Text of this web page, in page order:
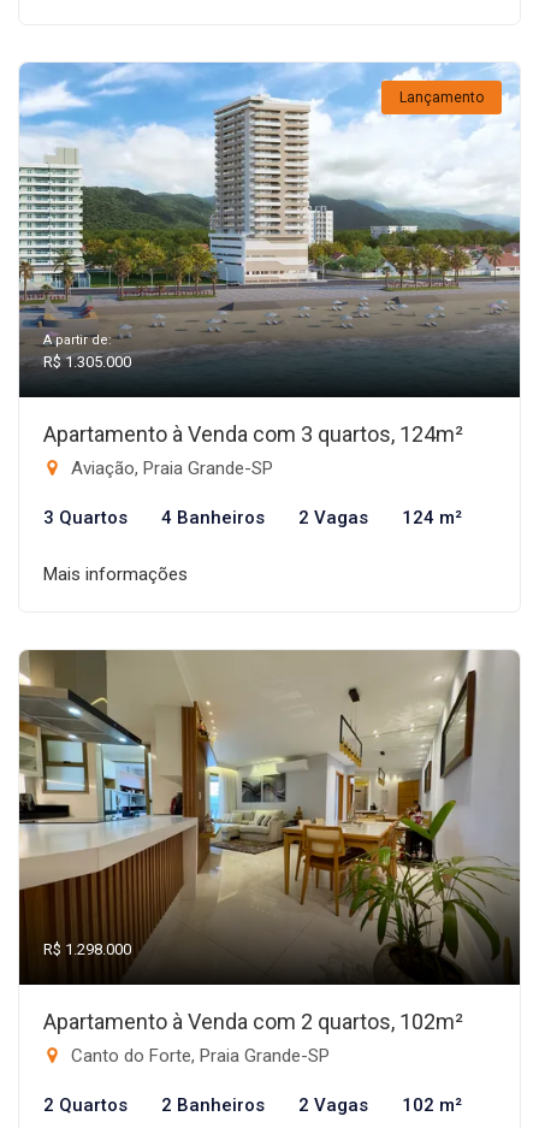
Lançamento
A partir de:
R$ 1.305.000
Apartamento à Venda com 3 quartos, 124m²
Aviação, Praia Grande-SP
3 Quartos 4 Banheiros 2 Vagas 124 m²
Mais informações
R$ 1.298.000
Apartamento à Venda com 2 quartos, 102m²
Canto do Forte, Praia Grande-SP
2 Quartos 2 Banheiros 2 Vagas 102 m²